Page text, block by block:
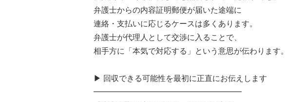
弁護士からの内容証明郵便が届いた途端に
連絡・支払いに応じるケースは多くあります。
弁護士が代理人として交渉に入ることで、
相手方に「本気で対応する」という意思が伝わります。
▶︎ 回収できる可能性を最初に正直にお伝えします
━━━━━━━━━━━━━━━━━━━